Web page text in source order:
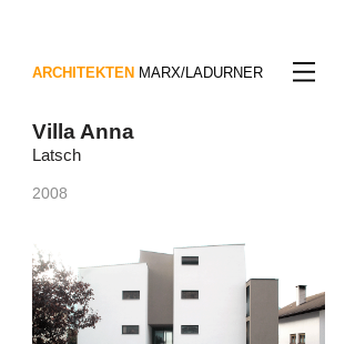
ARCHITEKTEN MARX/LADURNER
Villa Anna
Latsch
2008